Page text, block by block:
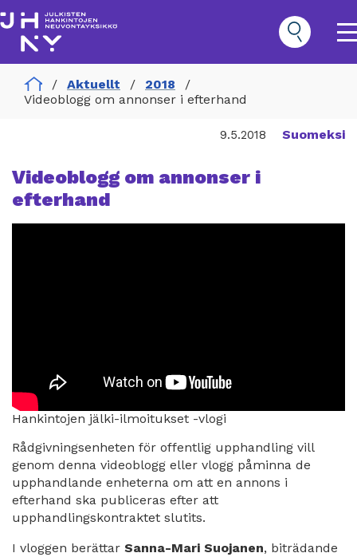
till
huvudinnehåll
Hankinnat
Päävalikko
Home Aktuellt
2018
Videoblogg om annonser i efterhand
9.5.2018 Suomeksi
Videoblogg om annonser i
efterhand
Hankintojen jälki-ilmoitukset -vlogi
Rådgivningsenheten för offentlig upphandling vill
genom denna videoblogg eller vlogg påminna de
upphandlande enheterna om att en annons i
efterhand ska publiceras efter att
upphandlingskontraktet slutits.
I vloggen berättar Sanna-Mari Suojanen, biträdande